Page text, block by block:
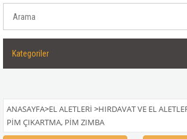
Kategoriler
ANASAYFA>EL ALETLERI >HIRDAVAT VE EL
PIM ÇIKARTMA, PIM ZIMBA